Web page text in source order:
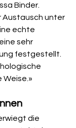
Binder.
Austausch unter
echte
sehr
festgestellt.
Weise.»
die